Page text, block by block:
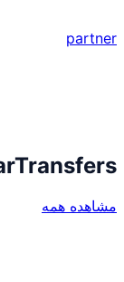
partner
مشاهده همه